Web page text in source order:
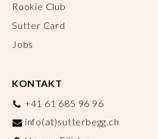
Rookie Club
Sutter Card
Jobs
KONTAKT
+41 61 685 96 96
info(at)sutterbegg.ch